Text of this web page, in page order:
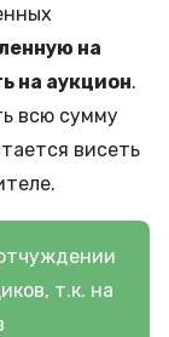
на
на аукцион.
всю сумму
висеть
т.к. на